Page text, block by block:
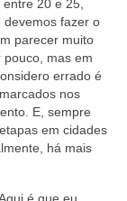
20 e 25,
devemos fazer o
parecer muito
mas em
errado é
nos
E, sempre
em cidades
há mais
é que eu